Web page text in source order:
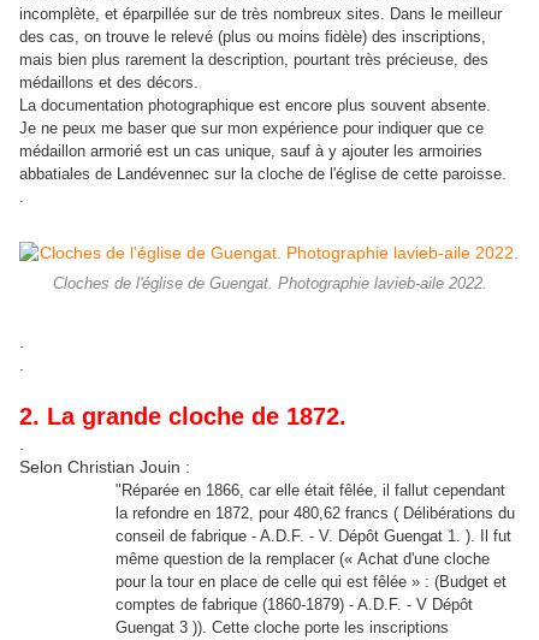
incomplète, et éparpillée sur de très nombreux sites. Dans le meilleur
des cas, on trouve le relevé (plus ou moins fidèle) des inscriptions,
mais bien plus rarement la description, pourtant très précieuse, des
médaillons et des décors.
La documentation photographique est encore plus souvent absente.
Je ne peux me baser que sur mon expérience pour indiquer que ce
médaillon armorié est un cas unique, sauf à y ajouter les armoiries
abbatiales de Landévennec sur la cloche de l'église de cette paroisse.
.
Cloches de l'église de Guengat. Photographie lavieb-aile 2022.
2. La grande cloche de 1872.
Selon Christian Jouin :
"Réparée en 1866, car elle était fêlée, il fallut cependant
la refondre en 1872, pour 480,62 francs ( Délibérations du
conseil de fabrique - A.D.F. - V. Dépôt Guengat 1. ). Il fut
même question de la remplacer (« Achat d'une cloche
pour la tour en place de celle qui est fêlée » : (Budget et
comptes de fabrique (1860-1879) - A.D.F. - V Dépôt
Guengat 3 )). Cette cloche porte les inscriptions